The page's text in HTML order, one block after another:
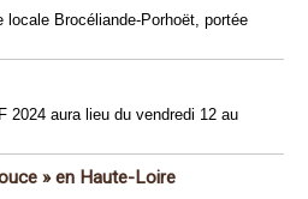
locale Brocéliande-Porhoët, portée
2024 aura lieu du vendredi 12 au
» en Haute-Loire